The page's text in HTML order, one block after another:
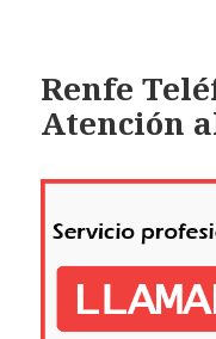
Renfe
Atención